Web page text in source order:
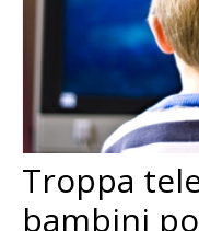
Troppa
bambini